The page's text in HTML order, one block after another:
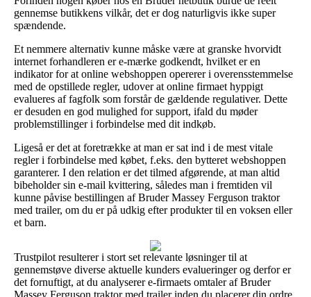
gennemse butikkens vilkår, det er dog naturligvis ikke super
spændende.
Et nemmere alternativ kunne måske være at granske hvorvidt
internet forhandleren er e-mærke godkendt, hvilket er en
indikator for at online webshoppen opererer i overensstemmelse
med de opstillede regler, udover at online firmaet hyppigt
evalueres af fagfolk som forstår de gældende regulativer. Dette
er desuden en god mulighed for support, ifald du møder
problemstillinger i forbindelse med dit indkøb.
Ligeså er det at foretrække at man er sat ind i de mest vitale
regler i forbindelse med købet, f.eks. den bytteret webshoppen
garanterer. I den relation er det tilmed afgørende, at man altid
bibeholder sin e-mail kvittering, således man i fremtiden vil
kunne påvise bestillingen af Bruder Massey Ferguson traktor
med trailer, om du er på udkig efter produkter til en voksen eller
et barn.
Trustpilot resulterer i stort set relevante løsninger til at
gennemstøve diverse aktuelle kunders evalueringer og derfor er
det fornuftigt, at du analyserer e-firmaets omtaler af Bruder
Massey Ferguson traktor med trailer inden du placerer din ordre.